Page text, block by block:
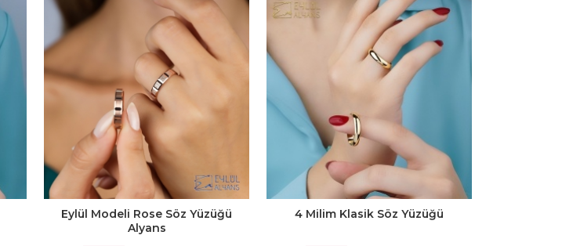
Eylül Modeli Rose Söz Yüzüğü
Alyans
4 Milim Klasik Söz Yüzüğü